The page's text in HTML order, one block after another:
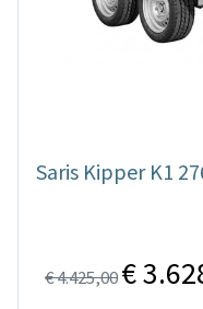
Saris Kipper K1
€ 4.425,00€